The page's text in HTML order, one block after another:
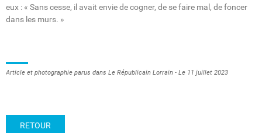
eux : « Sans cesse, il avait envie de cogner, de se faire mal, de foncer
dans les murs. »
Article et photographie parus dans Le Républicain Lorrain - Le 11 juillet 2023
RETOUR